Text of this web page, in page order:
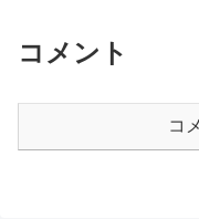
コメント
コ